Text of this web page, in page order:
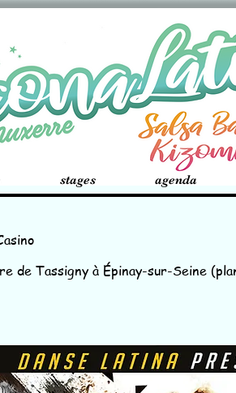
stages agenda
de Tassigny à Épinay-sur-Seine